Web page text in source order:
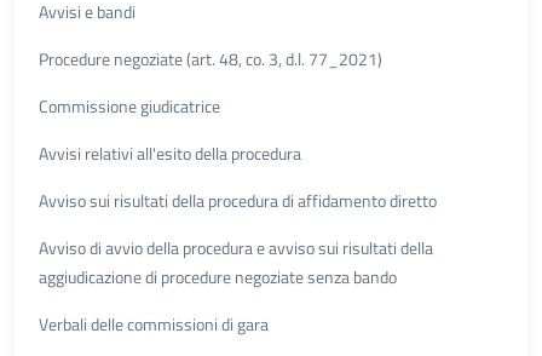
Avvisi e bandi
Procedure negoziate (art. 48, co. 3, d.l. 77_2021)
Commissione giudicatrice
Avvisi relativi all'esito della procedura
Avviso sui risultati della procedura di affidamento diretto
Avviso di avvio della procedura e avviso sui risultati della
aggiudicazione di procedure negoziate senza bando
Verbali delle commissioni di gara